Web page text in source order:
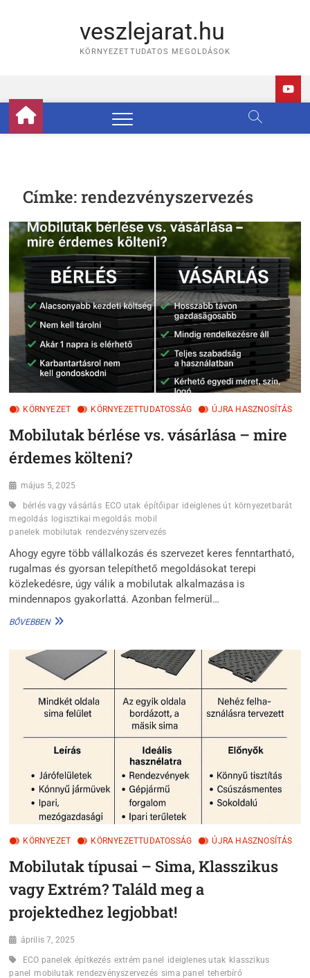
veszlejarat.hu
KÖRNYEZETTUDATOS MEGOLDÁSOK
Címke:rendezvényszervezés
KÖRNYEZET KÖRNYEZETTUDATOSSÁG ÚJRA HASZNOSÍTÁS
Mobilutak bérlése vs. vásárlása – mire
érdemes költeni?
május 5, 2025
bérlés vagy vásárlás ECO utak építőipar ideiglenes út környezetbarát
megoldás logisztikai megoldás mobil
panelek mobilutak rendezvényszervezés
Ahogy egyre több vállalkozás és szervezet keres fenntartható,
rugalmas és gyorsan telepíthető megoldásokat terepi
közlekedésre, úgy válik a mobilutak alkalmazása is
mindennapos gyakorlattá. Azonban felmerül…
BŐVEBBENMOBILUTAK
VÁSÁRLÁSA
–
MIRE
KÖLTENI?
KÖRNYEZET KÖRNYEZETTUDATOSSÁG ÚJRA HASZNOSÍTÁS
Mobilutak típusai – Sima, Klasszikus
vagy Extrém? Találd meg a
projektedhez legjobbat!
április 7, 2025
ECO panelek építkezés extrém panel ideiglenes utak klasszikus
panel
mobilutak rendezvényszervezés sima panel teherbíró